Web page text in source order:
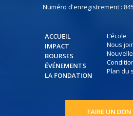
Numéro d'enregistrement :
ACCUEIL
IMPACT
BOURSES
ÉVÉNEMENTS
LA FONDATION
L’école
Nous
Plan du
FAIRE UN DON